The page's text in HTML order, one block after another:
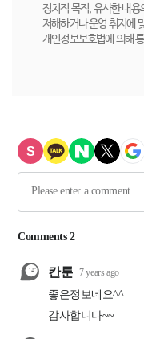
정치적 목적, 유사한 내용
저해하거나 운영 취지에
개인정보보호법에 의해